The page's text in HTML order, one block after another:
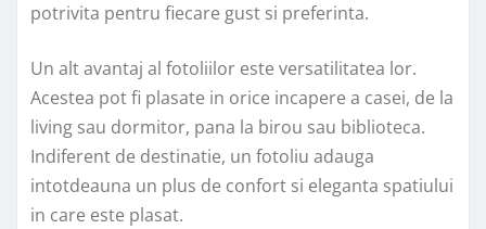
potrivita pentru fiecare gust si preferinta.
Un alt avantaj al fotoliilor este versatilitatea lor.
Acestea pot fi plasate in orice incapere a casei, de la
living sau dormitor, pana la birou sau biblioteca.
Indiferent de destinatie, un fotoliu adauga
intotdeauna un plus de confort si eleganta spatiului
in care este plasat.